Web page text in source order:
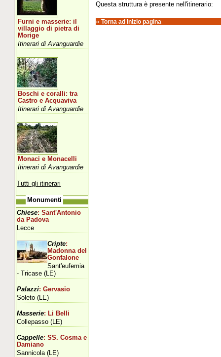
Questa struttura è presente nell'itinerario:
» Torna ad inizio pagina
Furni e masserie: il
villaggio di pietra di
Morige
Itinerari di Avanguardie
Boschi e coralli: tra
Castro e Acquaviva
Itinerari di Avanguardie
Monaci e Monacelli
Itinerari di Avanguardie
Tutti gli itinerari
Monumenti
Chiese: Sant'Antonio
da Padova
Lecce
Cripte:
Madonna del
Gonfalone
Sant'eufemia
- Tricase (LE)
Palazzi: Gervasio
Soleto (LE)
Masserie: Li Belli
Collepasso (LE)
Cappelle: SS. Cosma e
Damiano
Sannicola (LE)